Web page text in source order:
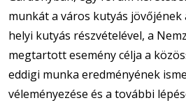
munkát a város kutyás
helyi kutyás részvételével, a
megtartott esemény célja a
eddigi munka eredményének
véleményezése és a további